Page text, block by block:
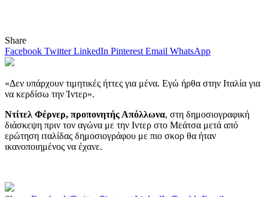
Share
Facebook Twitter LinkedIn Pinterest Email WhatsApp
«Δεν υπάρχουν τιμητικές ήττες για μένα. Εγώ ήρθα στην Ιταλία για
να κερδίσω την Ίντερ».
Ντίτελ Φέρνερ, προπονητής Απόλλωνα, στη δημοσιογραφική
διάσκεψη πριν τον αγώνα με την Ιντερ στο Μεάτσα μετά από
ερώτηση ιταλίδας δημοσιογράφου με πιο σκορ θα ήταν
ικανοποιημένος να έχανε.